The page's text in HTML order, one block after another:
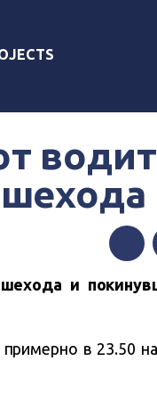
и
в 23.50 на